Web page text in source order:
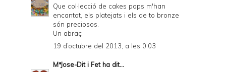
Que col·lecció de cakes pops m'han
encantat, els platejats i els de to bronze
són preciosos.
Un abraç
19 d’octubre del 2013, a les 0:03
MªJose-Dit i Fetha dit...